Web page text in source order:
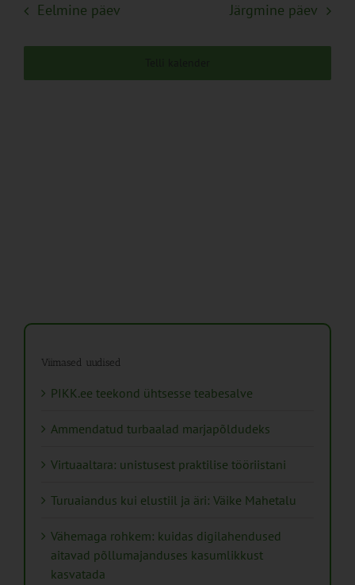
Navigation
Eelmine päev Järgmine päev
Viimased uudised
PIKK.ee teekond ühtsesse teabesalve
Ammendatud turbaalad marjapõldudeks
Virtuaaltara: unistusest praktilise tööriistani
Turuaiandus kui elustiil ja äri: Väike Mahetalu
Vähemaga rohkem: kuidas digilahendused
aitavad põllumajanduses kasumlikkust
kasvatada